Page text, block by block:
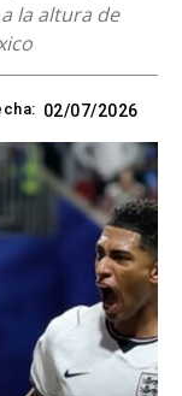
la altura de
02/07/2026